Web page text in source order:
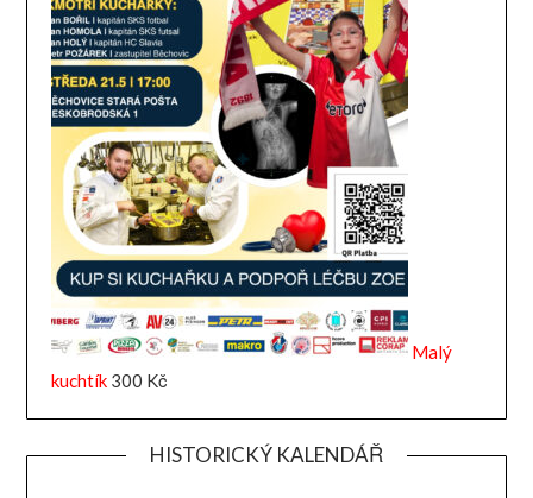
Malý
kuchtík 300 Kč
HISTORICKÝ KALENDÁŘ